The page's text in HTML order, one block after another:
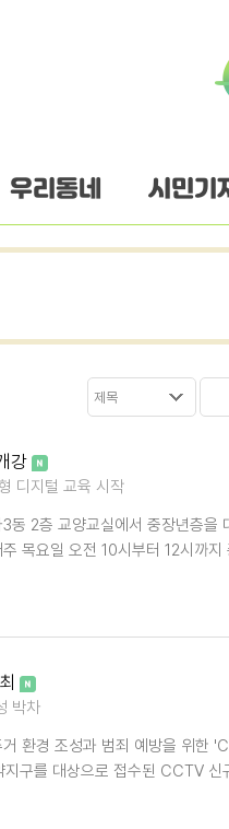
우리동네 시민기
강
디지털 교육 시작
2층 교양교실에서 중장년층을
목요일 오전 10시부터 12시까
박차
환경 조성과 범죄 예방을 위한
구를 대상으로 접수된 CCTV